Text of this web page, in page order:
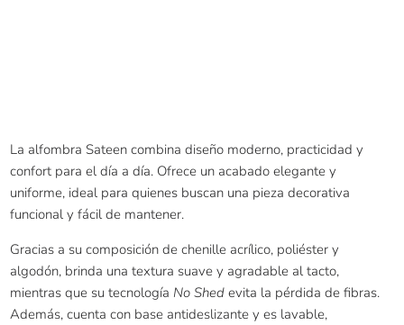
La alfombra Sateen combina diseño moderno, practicidad y
confort para el día a día. Ofrece un acabado elegante y
uniforme, ideal para quienes buscan una pieza decorativa
funcional y fácil de mantener.
Gracias a su composición de chenille acrílico, poliéster y
algodón, brinda una textura suave y agradable al tacto,
mientras que su tecnología No Shed evita la pérdida de fibras.
Además, cuenta con base antideslizante y es lavable,